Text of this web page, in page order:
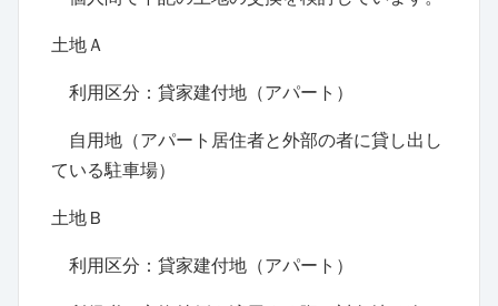
土地Ａ
利用区分：貸家建付地（アパート）
自用地（アパート居住者と外部の者に貸し出し
ている駐車場）
土地Ｂ
利用区分：貸家建付地（アパート）